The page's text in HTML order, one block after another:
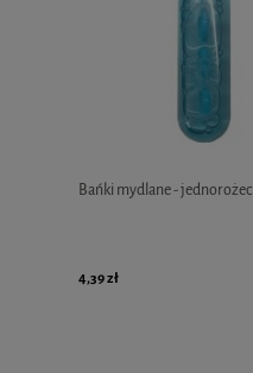
Bańki mydlane - jednorożec
4,39 zł